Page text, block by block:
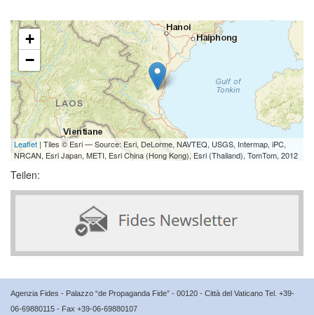
+
−
Leaflet | Tiles © Esri — Source: Esri, DeLorme, NAVTEQ, USGS, Intermap, iPC,
NRCAN, Esri Japan, METI, Esri China (Hong Kong), Esri (Thailand), TomTom, 2012
Teilen:
Agenzia Fides - Palazzo “de Propaganda Fide” - 00120 - Città del Vaticano Tel. +39-
06-69880115 - Fax +39-06-69880107